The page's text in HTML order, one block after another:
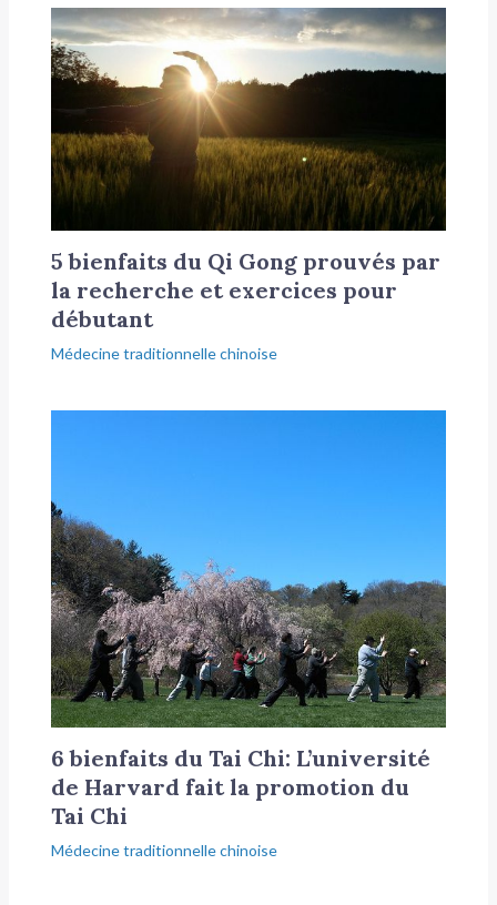
5 bienfaits du Qi Gong prouvés par
la recherche et exercices pour
débutant
Médecine traditionnelle chinoise
6 bienfaits du Tai Chi: L’université
de Harvard fait la promotion du
Tai Chi
Médecine traditionnelle chinoise